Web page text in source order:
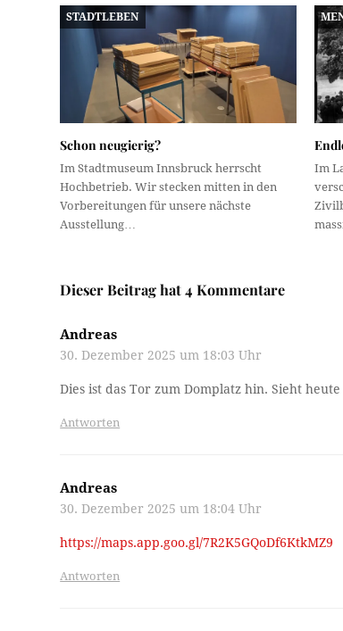
STADTLEBEN
Schon neugierig?
Im Stadtmuseum Innsbruck herrscht
Hochbetrieb. Wir stecken mitten in den
Vorbereitungen für unsere nächste
Ausstellung…
Im
Dieser Beitrag hat 4 Kommentare
Andreas
30. Dezember 2025 um 18:03 Uhr
Dies ist das Tor zum Domplatz hin. Sieht
Antworten
Andreas
30. Dezember 2025 um 18:04 Uhr
https://maps.app.goo.gl/7R2K5GQoDf6KtkMZ9
Antworten